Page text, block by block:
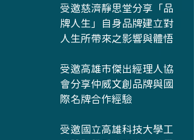
受邀慈濟靜思堂分享「品
牌人生」自身品牌建立對
人生所帶來之影響與體悟
受邀高雄市傑出經理人協
會分享仲威文創品牌與國
際名牌合作經驗
受邀國立高雄科技大學工